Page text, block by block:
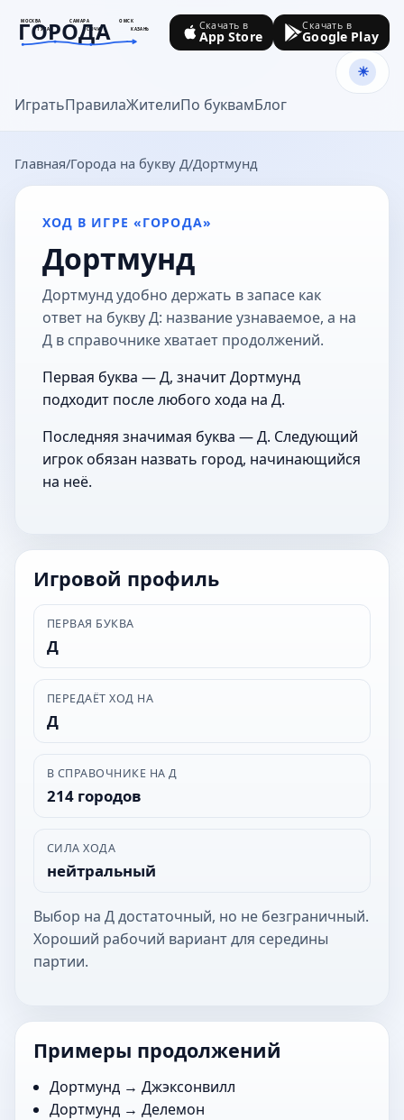
МОСКВА САМАРА
ОМСК
ТУЛА
СОЧИ КАЗАНЬ
ГОРОДА
goroda-na.ru
ИгратьПравилаЖителиПо буквамБлог
Скачать в
App Store
Скачать в
Google Play
Главная Города на букву Д Дортмунд
ХОД В ИГРЕ «ГОРОДА»
Дортмунд
Дортмунд удобно держать в запасе как
ответ на букву Д: название узнаваемое, а на
Д в справочнике хватает продолжений.
Первая буква — Д, значит Дортмунд
подходит после любого хода на Д.
Последняя значимая буква — Д. Следующий
игрок обязан назвать город, начинающийся
на неё.
Игровой профиль
ПЕРВАЯ БУКВА
Д
ПЕРЕДАЁТ ХОД НА
Д
В СПРАВОЧНИКЕ НА Д
214 городов
СИЛА ХОДА
нейтральный
Выбор на Д достаточный, но не безграничный.
Хороший рабочий вариант для середины
партии.
Примеры продолжений
Дортмунд →Джэксонвилл
Дортмунд →Делемон